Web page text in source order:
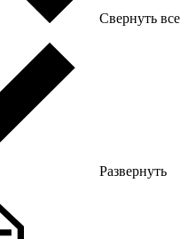
Свернуть все
Развернуть